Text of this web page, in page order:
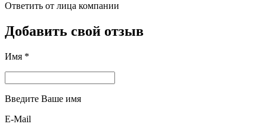
Ответить от лица компании
Добавить свой отзыв
Имя *
Введите Ваше имя
E-Mail